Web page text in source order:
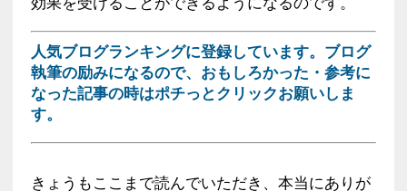
人気ブログランキングに登録しています。ブログ
執筆の励みになるので、おもしろかった・参考に
なった記事の時はポチっとクリックお願いしま
す。
きょうもここまで読んでいただき、本当にありが